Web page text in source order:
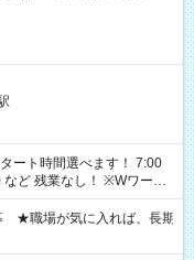
なし！ ※Wワーク
超の就業はご案内できま
勤務は社会保険への加入対
派遣の原則禁止）によ
難しい場合があります
★職場が気に入れば、長期